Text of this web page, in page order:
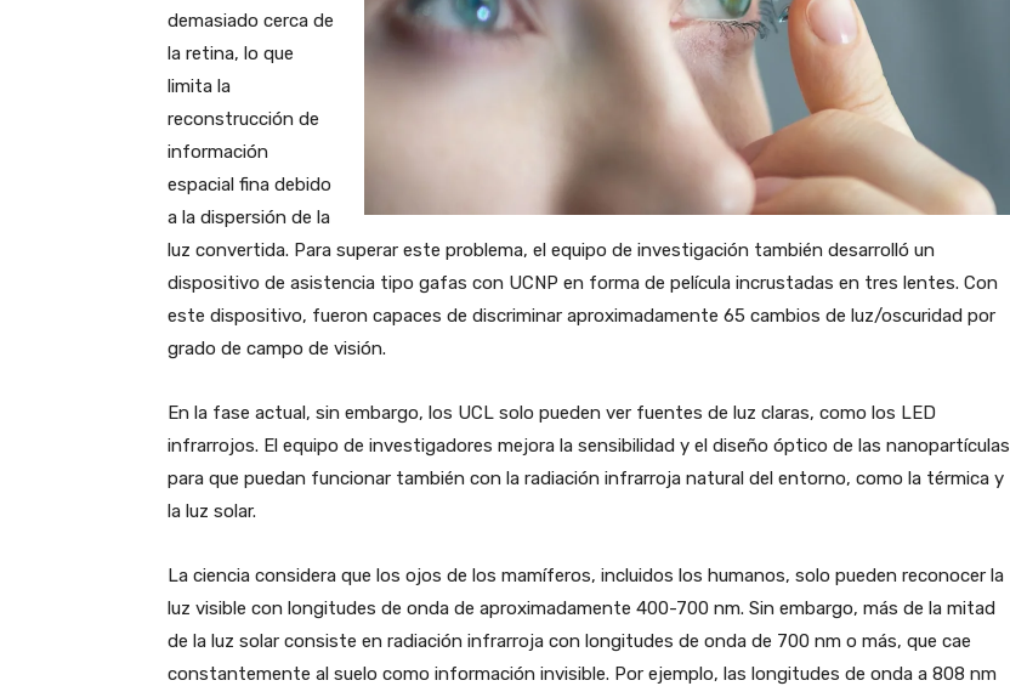
demasiado cerca de
la retina, lo que
limita la
reconstrucción de
información
espacial fina debido
a la dispersión de la
luz convertida. Para superar este problema, el equipo de investigación también desarrolló un
dispositivo de asistencia tipo gafas con UCNP en forma de película incrustadas en tres lentes. Con
este dispositivo, fueron capaces de discriminar aproximadamente 65 cambios de luz/oscuridad por
grado de campo de visión.
En la fase actual, sin embargo, los UCL solo pueden ver fuentes de luz claras, como los LED
infrarrojos. El equipo de investigadores mejora la sensibilidad y el diseño óptico de las nanopartículas
para que puedan funcionar también con la radiación infrarroja natural del entorno, como la térmica y
la luz solar.
La ciencia considera que los ojos de los mamíferos, incluidos los humanos, solo pueden reconocer la
luz visible con longitudes de onda de aproximadamente 400-700 nm. Sin embargo, más de la mitad
de la luz solar consiste en radiación infrarroja con longitudes de onda de 700 nm o más, que cae
constantemente al suelo como información invisible. Por ejemplo, las longitudes de onda a 808 nm